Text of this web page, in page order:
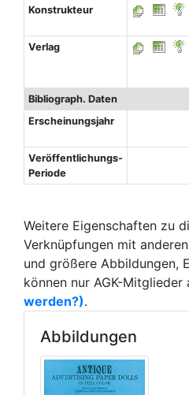
Konstrukteur
Verlag
Bibliograph. Daten
Erscheinungsjahr
Veröffentlichungs-
Periode
Weitere Eigenschaften zu
Verknüpfungen mit
und größere Abbildungen,
können nur AGK-Mitglieder
werden?).
Abbildungen